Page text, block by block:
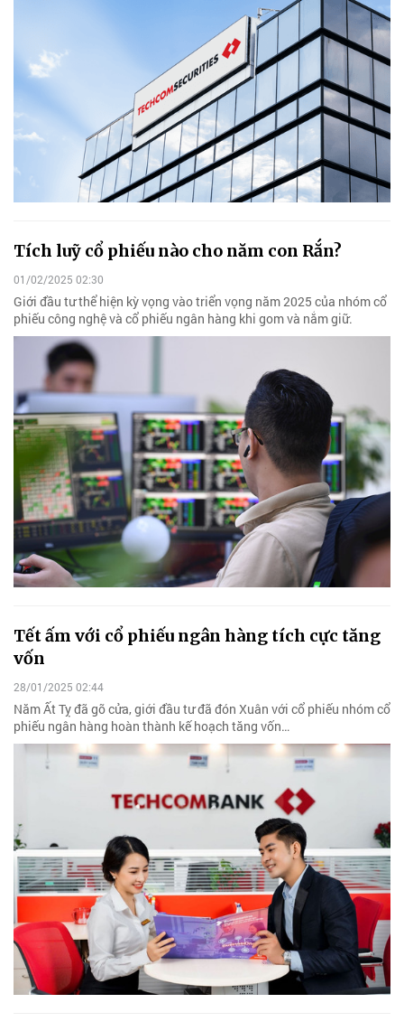
Tích luỹ cổ phiếu nào cho năm con Rắn?
01/02/2025 02:30
Giới đầu tư thể hiện kỳ vọng vào triển vọng năm 2025 của nhóm cổ
phiếu công nghệ và cổ phiếu ngân hàng khi gom và nắm giữ.
Tết ấm với cổ phiếu ngân hàng tích cực tăng
vốn
28/01/2025 02:44
Năm Ất Tỵ đã gõ cửa, giới đầu tư đã đón Xuân với cổ phiếu nhóm cổ
phiếu ngân hàng hoàn thành kế hoạch tăng vốn…